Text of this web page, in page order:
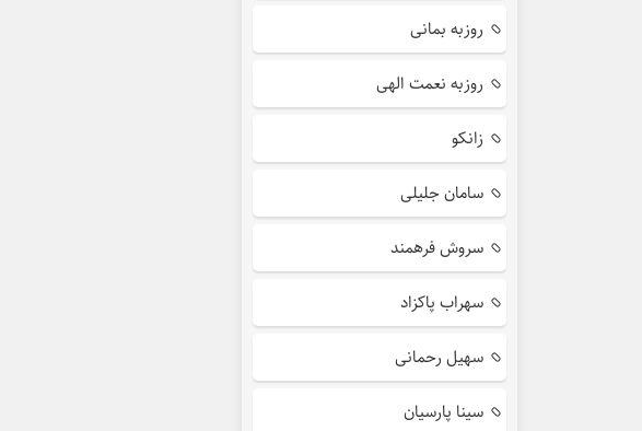
روزبه بمانی
روزبه نعمت الهی
زانکو
سامان جلیلی
سروش فرهمند
سهراب پاکزاد
سهیل رحمانی
سینا پارسیان